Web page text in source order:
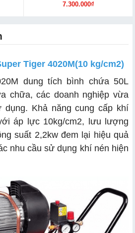
7.300.000₫
Tiger 4020M(10 kg/cm2)
dung tích bình chứa 50L
chữa, các doanh nghiệp vừa
Khả năng cung cấp khí
áp lực 10kg/cm2, lưu lượng
suất 2,2kw đem lại hiệu quả
nhu cầu sử dụng khí nén hiện